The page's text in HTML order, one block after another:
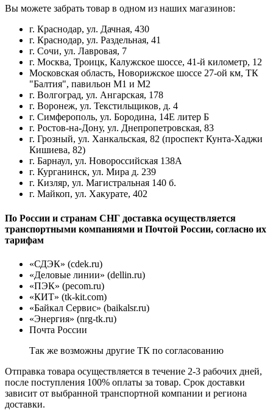
Вы можете забрать товар в одном из наших магазинов:
г. Краснодар, ул. Дачная, 430
г. Краснодар, ул. Раздельная, 41
г. Сочи, ул. Лавровая, 7
г. Москва, Троицк, Калужское шоссе, 41-й километр, 12
Московская область, Новорижское шоссе 27-ой км, ТК
"Балтия", павильон М1 и М2
г. Волгоград, ул. Ангарская, 178
г. Воронеж, ул. Текстильщиков, д. 4
г. Симферополь, ул. Бородина, 14Е литер Б
г. Ростов-на-Дону, ул. Днепропетровская, 83
г. Грозный, ул. Ханкальская, 82 (проспект Кунта-Хаджи
Кишиева, 82)
г. Барнаул, ул. Новороссийская 138А
г. Курганинск, ул. Мира д. 239
г. Кизляр, ул. Магистральная 140 б.
г. Майкоп, ул. Хакурате, 402
По России и странам СНГ доставка осуществляется
транспортными компаниями и Почтой России, согласно их
тарифам
«СДЭК» (cdek.ru)
«Деловые линии» (dellin.ru)
«ПЭК» (pecom.ru)
«КИТ» (tk-kit.com)
«Байкал Сервис» (baikalsr.ru)
«Энергия» (nrg-tk.ru)
Почта России
Так же возможны другие ТК по согласованию
Отправка товара осуществляется в течение 2-3 рабочих дней,
после поступления 100% оплаты за товар. Срок доставки
зависит от выбранной транспортной компании и региона
доставки.